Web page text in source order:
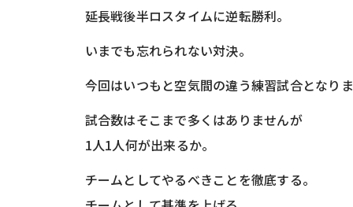
延長戦後半ロスタイムに逆転勝利。
いまでも忘れられない対決。
今回はいつもと空気間の違う練習試合となりま
試合数はそこまで多くはありませんが
1人1人何が出来るか。
チームとしてやるべきことを徹底する。